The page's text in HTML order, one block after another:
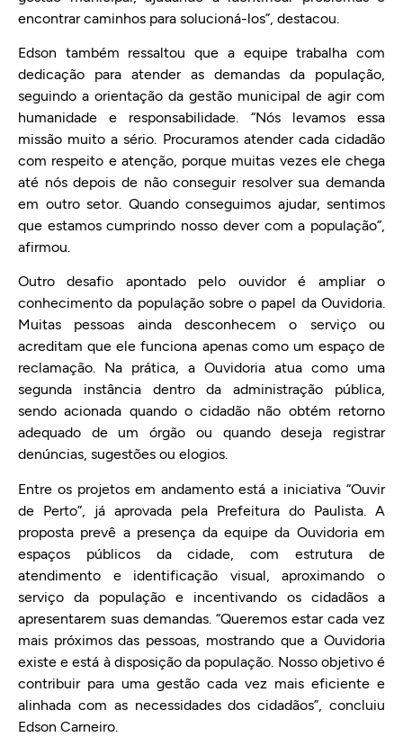
encontrar caminhos para solucioná-los”, destacou.
Edson também ressaltou que a equipe trabalha com
dedicação para atender as demandas da população,
seguindo a orientação da gestão municipal de agir com
humanidade e responsabilidade. “Nós levamos essa
missão muito a sério. Procuramos atender cada cidadão
com respeito e atenção, porque muitas vezes ele chega
até nós depois de não conseguir resolver sua demanda
em outro setor. Quando conseguimos ajudar, sentimos
que estamos cumprindo nosso dever com a população”,
afirmou.
Outro desafio apontado pelo ouvidor é ampliar o
conhecimento da população sobre o papel da Ouvidoria.
Muitas pessoas ainda desconhecem o serviço ou
acreditam que ele funciona apenas como um espaço de
reclamação. Na prática, a Ouvidoria atua como uma
segunda instância dentro da administração pública,
sendo acionada quando o cidadão não obtém retorno
adequado de um órgão ou quando deseja registrar
denúncias, sugestões ou elogios.
Entre os projetos em andamento está a iniciativa “Ouvir
de Perto”, já aprovada pela Prefeitura do Paulista. A
proposta prevê a presença da equipe da Ouvidoria em
espaços públicos da cidade, com estrutura de
atendimento e identificação visual, aproximando o
serviço da população e incentivando os cidadãos a
apresentarem suas demandas. “Queremos estar cada vez
mais próximos das pessoas, mostrando que a Ouvidoria
existe e está à disposição da população. Nosso objetivo é
contribuir para uma gestão cada vez mais eficiente e
alinhada com as necessidades dos cidadãos”, concluiu
Edson Carneiro.